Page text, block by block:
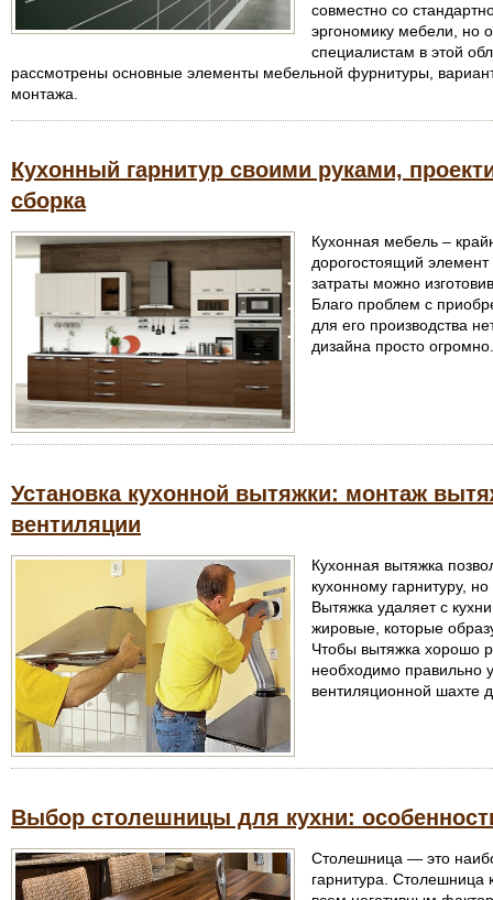
совместно со
эргономику мебели, но
специалистам в этой
рассмотрены основные элементы мебельной фурнитуры,
монтажа.
Кухонный гарнитур своими руками,
сборка
Кухонная мебель –
дорогостоящий элемент
затраты можно
Благо проблем с
для его производства
дизайна просто огромно.
Установка кухонной вытяжки: монтаж
вентиляции
Кухонная вытяжка
кухонному гарнитуру,
Вытяжка удаляет с
жировые, которые
Чтобы вытяжка хорошо
необходимо правильно
вентиляционной шахте
Выбор столешницы для кухни:
Столешница — это
гарнитура. Столешница